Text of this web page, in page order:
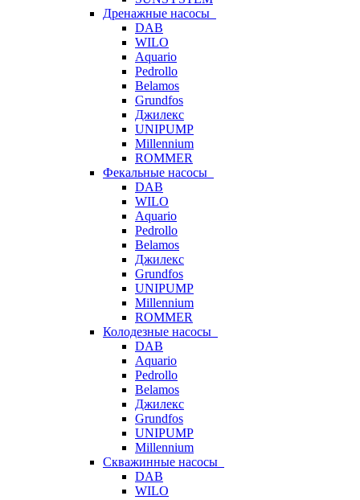
Дренажные насосы
DAB
WILO
Aquario
Pedrollo
Belamos
Grundfos
Джилекс
UNIPUMP
Millennium
ROMMER
Фекальные насосы
DAB
WILO
Aquario
Pedrollo
Belamos
Джилекс
Grundfos
UNIPUMP
Millennium
ROMMER
Колодезные насосы
DAB
Aquario
Pedrollo
Belamos
Джилекс
Grundfos
UNIPUMP
Millennium
Скважинные насосы
DAB
WILO